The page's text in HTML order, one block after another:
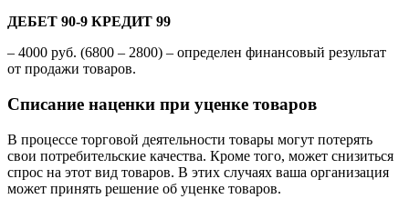
ДЕБЕТ 90-9 КРЕДИТ 99
– 4000 руб. (6800 – 2800) – определен финансовый результат
от продажи товаров.
Списание наценки при уценке товаров
В процессе торговой деятельности товары могут потерять
свои потребительские качества. Кроме того, может снизиться
спрос на этот вид товаров. В этих случаях ваша организация
может принять решение об уценке товаров.